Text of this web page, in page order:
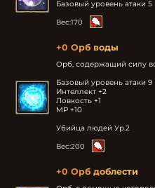
Базовый уровень атаки 5
Вес:170
+0 Орб воды
Орб, содержащий силу
Базовый уровень атаки 9
Интеллект +2
Ловкость +1
MP +10
Убийца людей Ур.2
Вес:200
+0 Орб доблести